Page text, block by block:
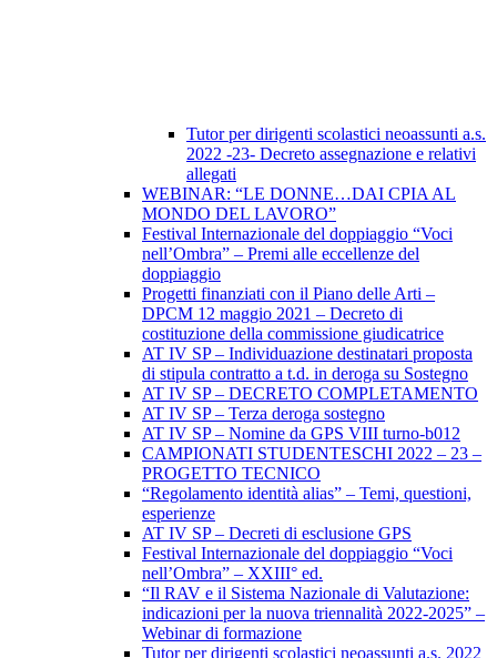
Tutor per dirigenti scolastici neoassunti a.s.
2022 -23- Decreto assegnazione e relativi
allegati
WEBINAR: “LE DONNE…DAI CPIA AL
MONDO DEL LAVORO”
Festival Internazionale del doppiaggio “Voci
nell’Ombra” – Premi alle eccellenze del
doppiaggio
Progetti finanziati con il Piano delle Arti –
DPCM 12 maggio 2021 – Decreto di
costituzione della commissione giudicatrice
AT IV SP – Individuazione destinatari proposta
di stipula contratto a t.d. in deroga su Sostegno
AT IV SP – DECRETO COMPLETAMENTO
AT IV SP – Terza deroga sostegno
AT IV SP – Nomine da GPS VIII turno-b012
CAMPIONATI STUDENTESCHI 2022 – 23 –
PROGETTO TECNICO
“Regolamento identità alias” – Temi, questioni,
esperienze
AT IV SP – Decreti di esclusione GPS
Festival Internazionale del doppiaggio “Voci
nell’Ombra” – XXIII° ed.
“Il RAV e il Sistema Nazionale di Valutazione:
indicazioni per la nuova triennalità 2022-2025” –
Webinar di formazione
Tutor per dirigenti scolastici neoassunti a.s. 2022